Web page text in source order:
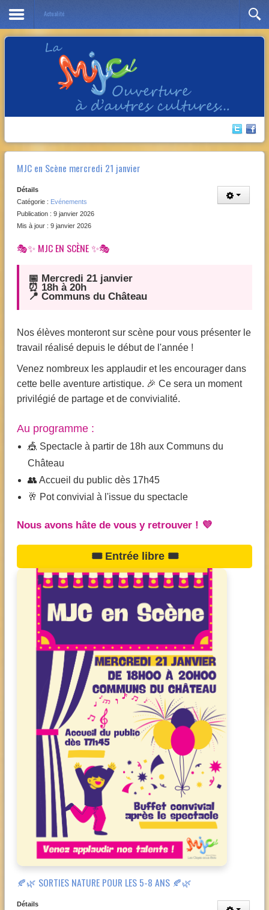
Actualité
MJC en Scène mercredi 21 janvier
Détails
Catégorie : Evénements
Publication : 9 janvier 2026
Mis à jour : 9 janvier 2026
🎭✨ MJC EN SCÈNE ✨🎭
📅 Mercredi 21 janvier
⏰ 18h à 20h
📍 Communs du Château
Nos élèves monteront sur scène pour vous présenter le
travail réalisé depuis le début de l'année !
Venez nombreux les applaudir et les encourager dans
cette belle aventure artistique. 🎉 Ce sera un moment
privilégié de partage et de convivialité.
Au programme :
🎪 Spectacle à partir de 18h aux Communs du
Château
👥 Accueil du public dès 17h45
🥂 Pot convivial à l'issue du spectacle
Nous avons hâte de vous y retrouver ! 💜
🎟️ Entrée libre 🎟️
🍂🌿 SORTIES NATURE POUR LES 5-8 ANS 🍂🌿
Détails